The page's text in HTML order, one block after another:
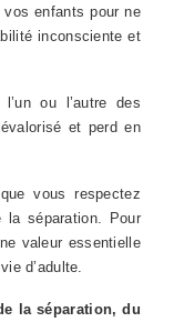
enfants pour ne
inconsciente et
ou l’autre des
et perd en
vous respectez
séparation. Pour
valeur essentielle
d’adulte.
la séparation, du